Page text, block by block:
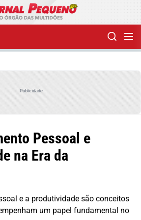
Publicidade
Pessoal e
na Era da
e a produtividade são conceitos
um papel fundamental no